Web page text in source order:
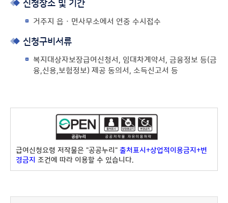
신청장소 및 기간
거주지 읍 · 면사무소에서 연중 수시접수
신청구비서류
복지대상자보장급여신청서, 임대차계약서, 금융정보 등(금
융,신용,보험정보) 제공 동의서, 소득신고서 등
급여신청요령 저작물은 "공공누리" 출처표시+상업적이용금지+변
경금지 조건에 따라 이용할 수 있습니다.